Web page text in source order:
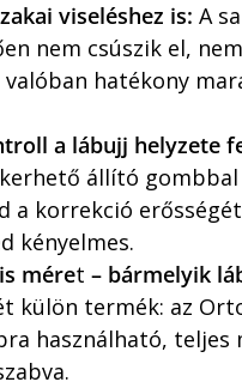
viseléshez is: A
nem csúszik el,
hatékony
a lábujj helyzete
állító
a korrekció
kényelmes.
méret – bármelyik
külön termék: az
használható, teljes